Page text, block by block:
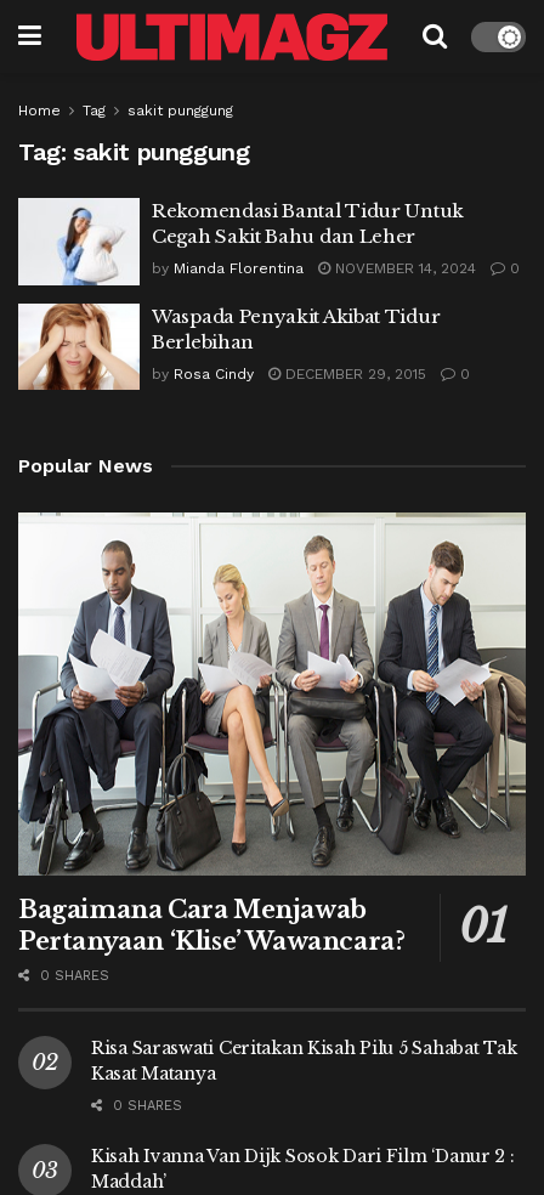
Home Tag sakit punggung
Tag: sakit punggung
Rekomendasi Bantal Tidur Untuk
Cegah Sakit Bahu dan Leher
by Mianda Florentina NOVEMBER 14, 2024 0
Waspada Penyakit Akibat Tidur
Berlebihan
by Rosa Cindy DECEMBER 29, 2015 0
Popular News
Bagaimana Cara Menjawab
Pertanyaan ‘Klise’ Wawancara?
0 SHARES
Risa Saraswati Ceritakan Kisah Pilu 5 Sahabat Tak
Kasat Matanya
0 SHARES
Kisah Ivanna Van Dijk Sosok Dari Film ‘Danur 2 :
Maddah’